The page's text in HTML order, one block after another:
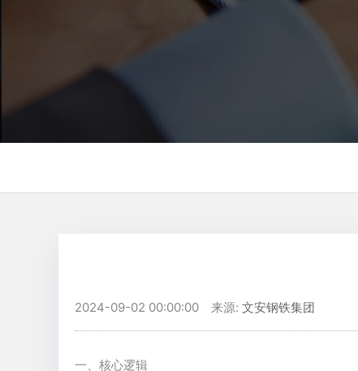
2024-09-02 00:00:00 来源: 文安钢铁集团
一、核心逻辑